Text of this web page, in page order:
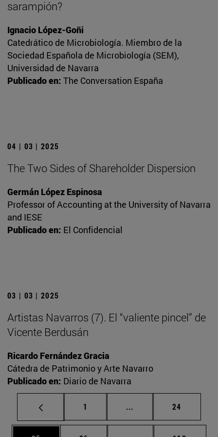
sarampión?
Ignacio López-Goñi
Catedrático de Microbiología. Miembro de la
Sociedad Española de Microbiología (SEM),
Universidad de Navarra
Publicado en: The Conversation España
04 | 03 | 2025
The Two Sides of Shareholder Dispersion
Germán López Espinosa
Professor of Accounting at the University of Navarra
and IESE
Publicado en: El Confidencial
03 | 03 | 2025
Artistas Navarros (7). El “valiente pincel” de
Vicente Berdusán
Ricardo Fernández Gracia
Cátedra de Patrimonio y Arte Navarro
Publicado en: Diario de Navarra
Página
1 ... Páginas intermedias
Página
24